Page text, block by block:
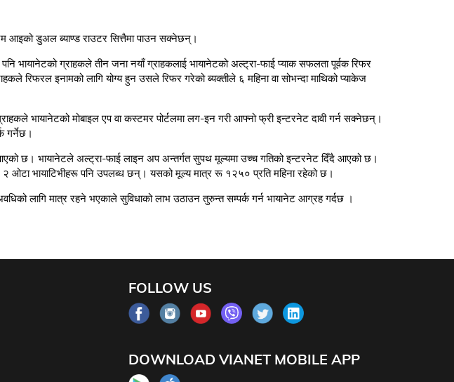
आइको डुअल ब्याण्ड राउटर सित्तैमा पाउन सक्नेछन्।
भायानेटको ग्राहकले तीन जना नयाँ ग्राहकलाई भायानेटको अल्ट्रा-फाई प्याक सफलता पूर्वक रिफर
रिफरल इनामको लागि योग्य हुन उसले रिफर गरेको ब्यक्तीले ६ महिना वा सोभन्दा माथिको प्याकेज
भायानेटको मोबाइल एप वा कस्टमर पोर्टलमा लग-इन गरी आफ्नो फ्री इन्टरनेट दावी गर्न सक्नेछन्।
गर्नेछ।
छ। भायानेटले अल्ट्रा-फाई लाइन अप अन्तर्गत सुपथ मूल्यमा उच्च गतिको इन्टरनेट दिँदै आएको छ।
२ ओटा भायाटिभीहरू पनि उपलब्ध छन्। यसको मूल्य मात्र रू १२५० प्रति महिना रहेको छ।
लागि मात्र रहने भएकाले सुविधाको लाभ उठाउन तुरुन्त सम्पर्क गर्न भायानेट आग्रह गर्दछ ।
FOLLOW US
DOWNLOAD VIANET MOBILE APP